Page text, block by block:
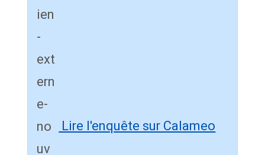
Lire l'enquête sur Calameo